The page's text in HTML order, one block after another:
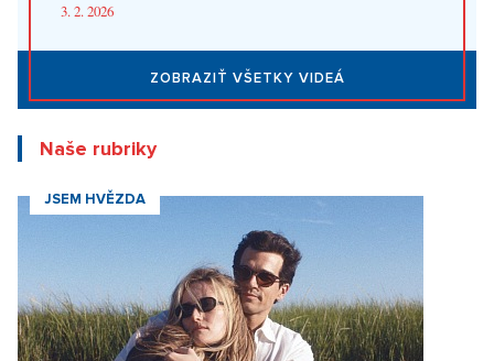
3. 2. 2026
ZOBRAZIŤ VŠETKY VIDEÁ
Naše rubriky
JSEM HVĚZDA